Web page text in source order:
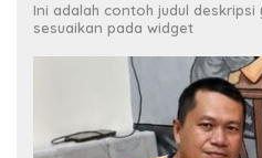
Ini adalah contoh judul
sesuaikan pada widget